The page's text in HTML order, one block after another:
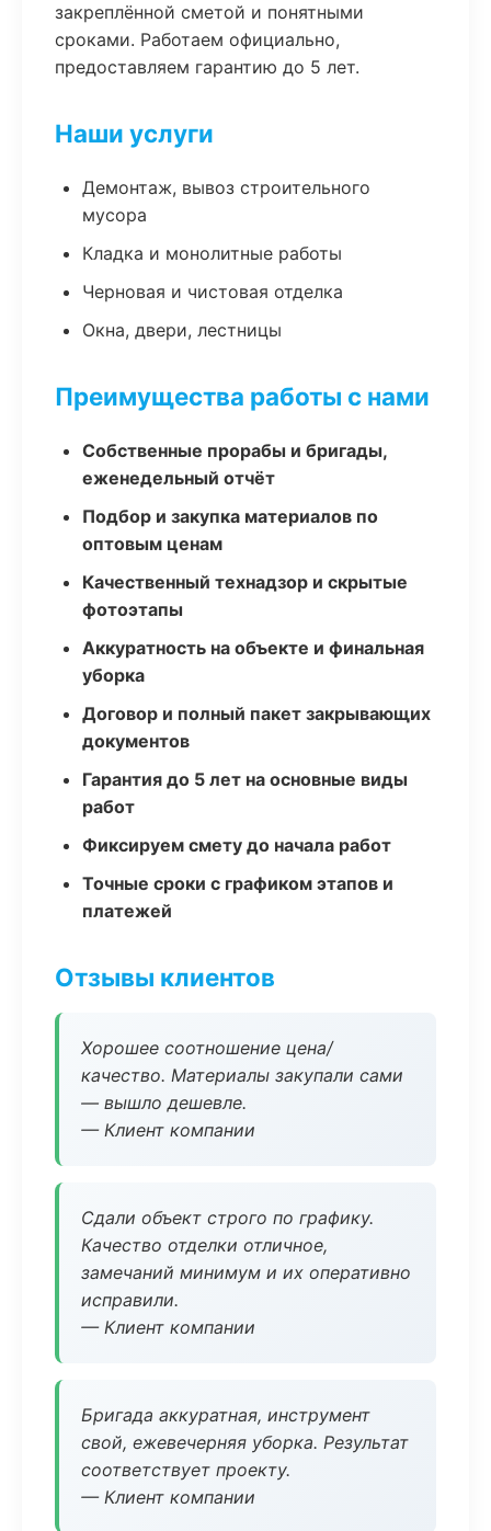
закреплённой сметой и понятными
сроками. Работаем официально,
предоставляем гарантию до 5 лет.
Наши услуги
Демонтаж, вывоз строительного
мусора
Кладка и монолитные работы
Черновая и чистовая отделка
Окна, двери, лестницы
Преимущества работы с нами
Собственные прорабы и бригады,
еженедельный отчёт
Подбор и закупка материалов по
оптовым ценам
Качественный технадзор и скрытые
фотоэтапы
Аккуратность на объекте и финальная
уборка
Договор и полный пакет закрывающих
документов
Гарантия до 5 лет на основные виды
работ
Фиксируем смету до начала работ
Точные сроки с графиком этапов и
платежей
Отзывы клиентов
Хорошее соотношение цена/
качество. Материалы закупали сами
— вышло дешевле.
— Клиент компании
Сдали объект строго по графику.
Качество отделки отличное,
замечаний минимум и их оперативно
исправили.
— Клиент компании
Бригада аккуратная, инструмент
свой, ежевечерняя уборка. Результат
соответствует проекту.
— Клиент компании